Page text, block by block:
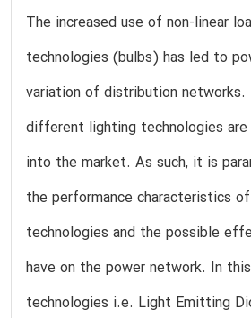
The increased use of non-linear
technologies (bulbs) has led to
variation of distribution networks.
different lighting technologies
into the market. As such, it is
the performance characteristics
technologies and the possible
have on the power network. In
technologies i.e. Light Emitting